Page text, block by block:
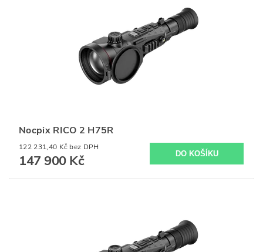
Nocpix RICO 2 H75R
122 231,40 Kč bez DPH
147 900 Kč